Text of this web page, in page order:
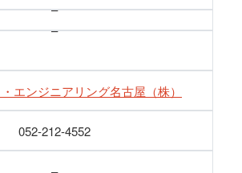
–
–
エンジニアリング名古屋（株）
052-212-4552